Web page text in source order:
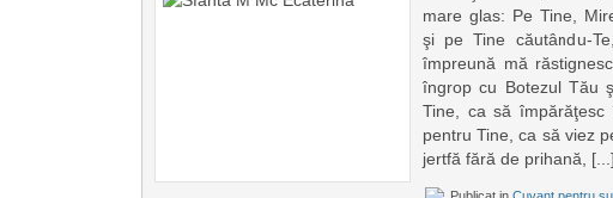
mare glas: Pe Tine,
şi pe Tine căutându-
împreună mă
îngrop cu Botezul Tău
Tine, ca să
pentru Tine, ca să viez
jertfă fără de prihană, [...]